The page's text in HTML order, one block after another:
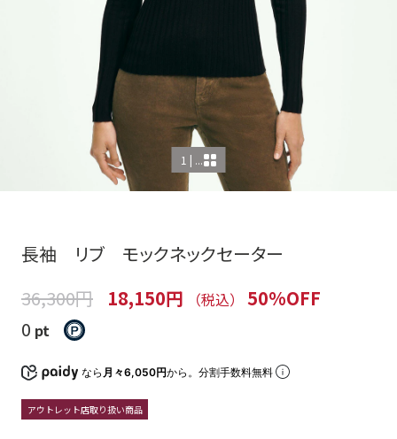
1 | ...
長袖 リブ モックネックセーター
36,300円
18,150円 （税込）
50%OFF
0 pt
なら 月々6,050円から。分割手数料無料
アウトレット店取り扱い商品